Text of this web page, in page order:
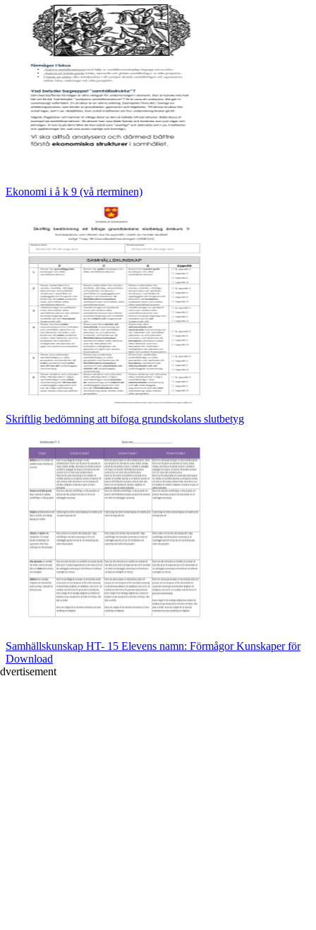
Ekonomi i å k 9 (vå rterminen)
Skriftlig bedömning att bifoga grundskolans slutbetyg
Samhällskunskap HT- 15 Elevens namn: Förmågor Kunskaper för
Download